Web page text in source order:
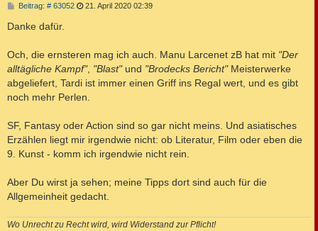
Beitrag: # 63052B
g
21. April 2020 02:39
Danke dafür.
Och, die ernsteren mag ich auch. Manu Larcenet zB hat mit "Der
alltägliche Kampf", "Blast"und "Brodecks Bericht"Meisterwerke
abgeliefert, Tardi ist immer einen Griff ins Regal wert, und es gibt
noch mehr Perlen.
SF, Fantasy oder Action sind so gar nicht meins. Und asiatisches
Erzählen liegt mir irgendwie nicht: ob Literatur, Film oder eben die
9. Kunst - komm ich irgendwie nicht rein.
Aber Du wirst ja sehen; meine Tipps dort sind auch für die
Allgemeinheit gedacht.
Wo Unrecht zu Recht wird, wird Widerstand zur Pflicht!